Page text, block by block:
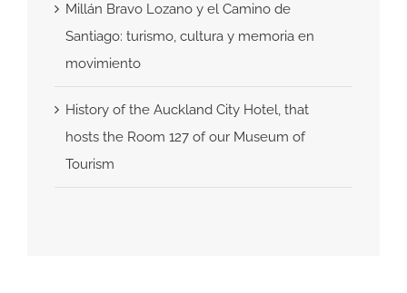
Millán Bravo Lozano y el Camino de
Santiago: turismo, cultura y memoria en
movimiento
History of the Auckland City Hotel, that
hosts the Room 127 of our Museum of
Tourism